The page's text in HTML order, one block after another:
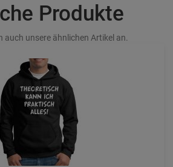
Produkte
auch unsere ähnlichen Artikel an.